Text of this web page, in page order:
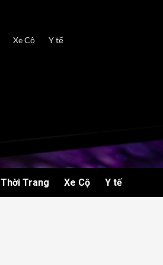
Xe Cộ Y tế
Thời Trang Xe Cộ Y tế